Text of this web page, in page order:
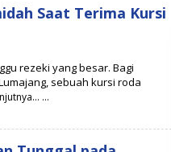
Saat Terima Kursi
rezeki yang besar. Bagi
sebuah kursi roda